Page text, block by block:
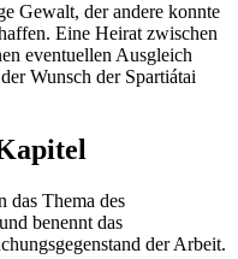
Gewalt, der andere konnte
Eine Heirat zwischen
eventuellen Ausgleich
Wunsch der Spartiátai
das Thema des
benennt das
der Arbeit.